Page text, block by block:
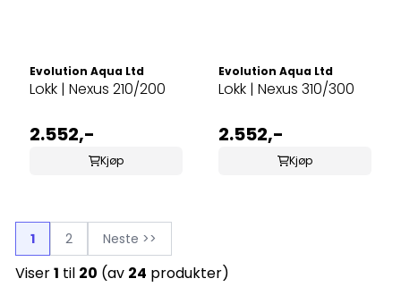
Evolution Aqua Ltd
Lokk | Nexus 210/200
2.552,-
Kjøp
Evolution Aqua Ltd
Lokk | Nexus 310/300
2.552,-
Kjøp
1 2 Neste >>
Viser1 til 20 (av 24 produkter)